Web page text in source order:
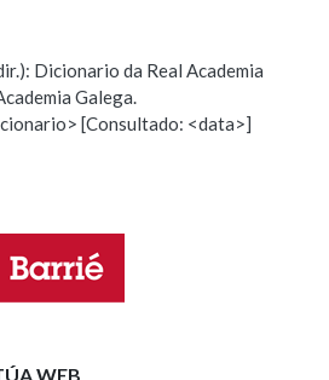
LIMPAR
Hai un erro na palabra
definición
Dicionario da Real Academia
Galega.
[Consultado: <data>]
WEB